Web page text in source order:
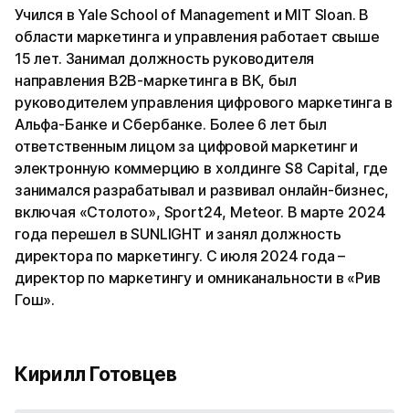
Учился в Yale School of Management и MIT Sloan. В
области маркетинга и управления работает свыше
15 лет. Занимал должность руководителя
направления B2B-маркетинга в ВК, был
руководителем управления цифрового маркетинга в
Альфа-Банке и Сбербанке. Более 6 лет был
ответственным лицом за цифровой маркетинг и
электронную коммерцию в холдинге S8 Capital, где
занимался разрабатывал и развивал онлайн-бизнес,
включая «Столото», Sport24, Meteor. В марте 2024
года перешел в SUNLIGHT и занял должность
директора по маркетингу. С июля 2024 года –
директор по маркетингу и омниканальности в «Рив
Гош».
Кирилл Готовцев